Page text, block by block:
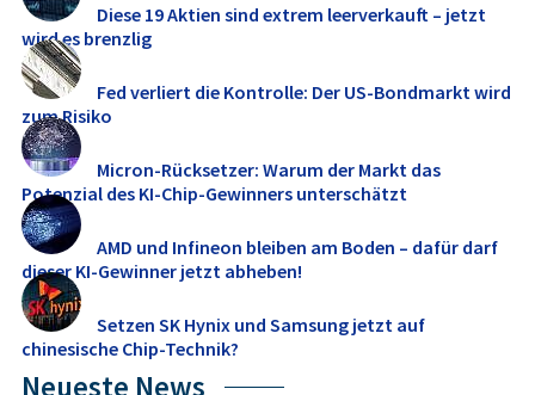
Diese 19 Aktien sind extrem leerverkauft – jetzt
wird es brenzlig
Fed verliert die Kontrolle: Der US-Bondmarkt wird
zum Risiko
Micron-Rücksetzer: Warum der Markt das
Potenzial des KI-Chip-Gewinners unterschätzt
AMD und Infineon bleiben am Boden – dafür darf
dieser KI-Gewinner jetzt abheben!
Setzen SK Hynix und Samsung jetzt auf
chinesische Chip-Technik?
Neueste News